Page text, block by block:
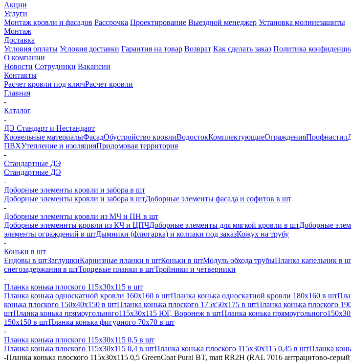
Акции
Услуги
Монтаж кровли и фасадов Рассрочка Проектирование Выездной менеджер Установка молниезащиты
Монтаж
Доставка
Условия оплаты Условия доставки Гарантия на товар Возврат Как сделать заказ Политика
О компании
Новости Сотрудники Вакансии
Контакты
Расчет кровли под ключРасчет кровли
Главная
-
Каталог
-
ДЭ Стандарт и Нестандарт
Кровельные материалыФасадОбустройство кровлиВодостокКомплектующиеОгражденияПрофнастил
ПВХУтепление и изоляцияПридомовая территория
-
Стандартные ДЭ
Стандартные ДЭ
-
Доборные элементы кровли и забора в шт
Доборные элементы кровли и забора в штДоборные элементы фасада и софитов в шт
-
Доборные элементы кровли из МЧ и ПН в шт
Доборные элеменнты кровли из КЧ и ЦПЧДоборные элементы для мягкой кровли в штДоборные
элементы ограждений в штДымники (флюгарка) и колпаки под заказКожух на трубу
-
Коньки в шт
Ендовы в штЗаглушкиКарнизные планки в штКоньки в штМодуль обхода трубыПланка капельник в
снегозадержания в штТорцевые планки в штТройники и четверники
-
Планка конька плоского 115х30х115 в шт
Планка конька односкатной кровли 160х160 в штПланка конька односкатной кровли 180х160 в шт
конька плоского 150х40х150 в штПланка конька плоского 175х50х175 в штПланка конька плоского
штПланка конька прямоугольного115х30х115 ЮГ, Воронеж в штПланка конька
150x150 в штПланка конька фигурного 70x70 в шт
-
Планка конька плоского 115х30х115 0,5 в шт
Планка конька плоского 115х30х115 0,4 в штПланка конька плоского 115х30х115 0,45 в штПланка
-Планка конька плоского 115х30х115 0,5 GreenCoat Pural BT, matt RR2Н (RAL 7016 антрацитово-